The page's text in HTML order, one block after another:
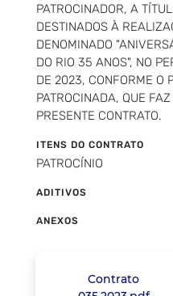
PATROCINADOR, A
DESTINADOS À
DENOMINADO
DO RIO 35 ANOS", NO
DE 2023, CONFORME O
PATROCINADA, QUE
PRESENTE CONTRATO.
ITENS DO CONTRATO
PATROCÍNIO
ADITIVOS
ANEXOS
Contrato